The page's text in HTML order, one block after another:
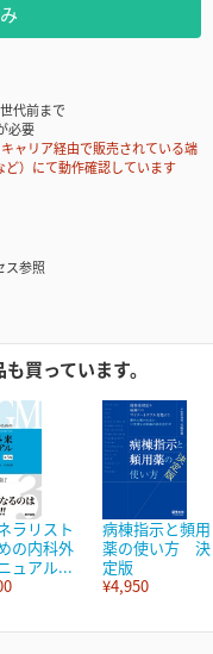
代前まで
必要
ャリア経由で販売されている端
ど）にて動作確認しています
ス参照
買っています。
ラリスト
の内科外
ュアル...
病棟指示と頻用
薬の使い方 決
定版
¥4,950